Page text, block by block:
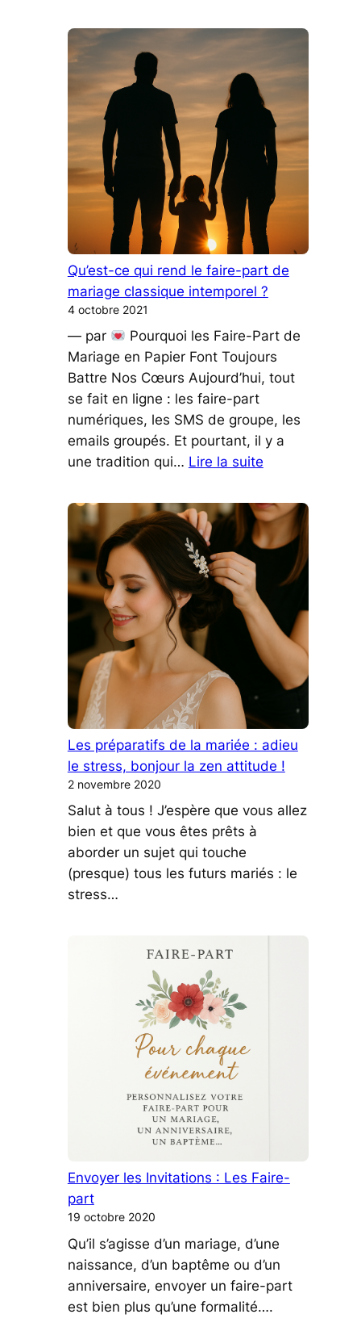
Disney
Château
Magique
:
féerique
de
Sarah
et
David
Qu’est-ce qui rend le faire-part de
mariage classique intemporel ?
4 octobre 2021
— par
Pourquoi les Faire-Part de
Mariage en Papier Font Toujours
Battre Nos Cœurs Aujourd’hui, tout
se fait en ligne : les faire-part
numériques, les SMS de groupe, les
emails groupés. Et pourtant, il y a
une tradition qui… Lire la suite:
ce
qui
rend
faire-
part
de
mariage
classique
intemporel
Les préparatifs de la mariée : adieu
le stress, bonjour la zen attitude !
2 novembre 2020
Salut à tous ! J’espère que vous allez
bien et que vous êtes prêts à
aborder un sujet qui touche
(presque) tous les futurs mariés : le
stress…
Envoyer les Invitations : Les Faire-
part
19 octobre 2020
Qu’il s’agisse d’un mariage, d’une
naissance, d’un baptême ou d’un
anniversaire, envoyer un faire-part
est bien plus qu’une formalité….